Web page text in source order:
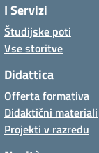
I Servizi
Študijske poti
Vse storitve
Didattica
Offerta formativa
Didaktični materiali
Projekti v razredu